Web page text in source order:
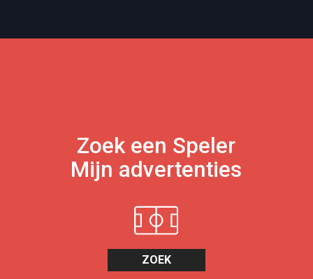
Zoek een Speler
Mijn advertenties
ZOEK